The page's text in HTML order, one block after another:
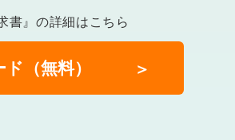
書』の詳細はこちら
（無料）